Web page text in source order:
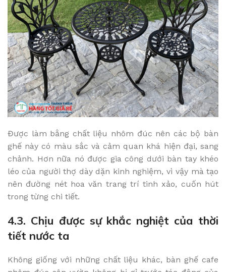
Được làm bằng chất liệu nhôm đúc nên các bộ bàn
ghế này có màu sắc và cảm quan khá hiện đại, sang
chảnh. Hơn nữa nó được gia công dưới bàn tay khéo
léo của người thợ dày dặn kinh nghiệm, vì vậy mà tạo
nên đường nét hoa văn trang trí tinh xảo, cuốn hút
trong từng chi tiết.
4.3. Chịu được sự khắc nghiệt của thời
tiết nước ta
Không giống với những chất liệu khác, bàn ghế cafe